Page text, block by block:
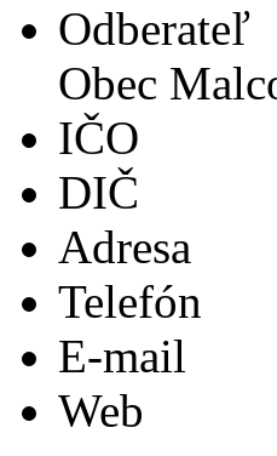
Odberateľ
Obec
IČO
DIČ
Adresa
Telefón
E-mail
Web